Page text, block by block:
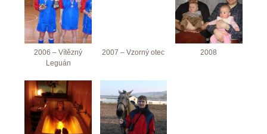
2006 – Vítězný
Leguán
2007 – Vzorný otec 2008